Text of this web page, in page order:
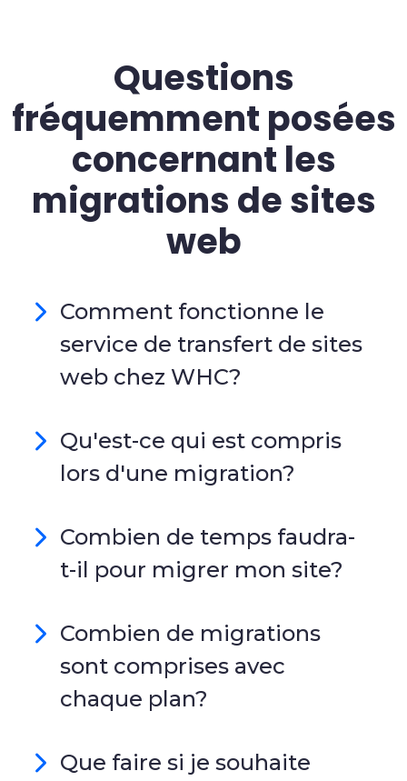
Questions
fréquemment posées
concernant les
migrations de sites
web
Comment fonctionne le
service de transfert de sites
web chez WHC?
Qu'est-ce qui est compris
lors d'une migration?
Combien de temps faudra-
t-il pour migrer mon site?
Combien de migrations
sont comprises avec
chaque plan?
Que faire si je souhaite